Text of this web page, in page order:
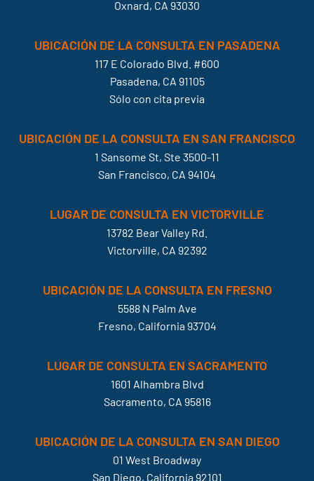
Oxnard, CA 93030
UBICACIÓN DE LA CONSULTA EN PASADENA
117 E Colorado Blvd. #600
Pasadena, CA 91105
Sólo con cita previa
UBICACIÓN DE LA CONSULTA EN SAN FRANCISCO
1 Sansome St, Ste 3500-11
San Francisco, CA 94104
LUGAR DE CONSULTA EN VICTORVILLE
13782 Bear Valley Rd.
Victorville, CA 92392
UBICACIÓN DE LA CONSULTA EN FRESNO
5588 N Palm Ave
Fresno, California 93704
LUGAR DE CONSULTA EN SACRAMENTO
1601 Alhambra Blvd
Sacramento, CA 95816
UBICACIÓN DE LA CONSULTA EN SAN DIEGO
01 West Broadway
San Diego, California 92101